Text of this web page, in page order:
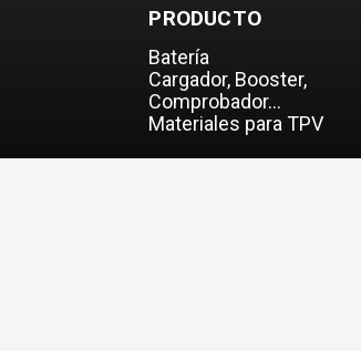
PRODUCTO
Batería
Cargador, Booster,
Comprobador…
Materiales para TPV